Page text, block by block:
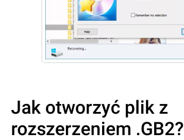
Jak otworzyć plik z
rozszerzeniem .GB2?